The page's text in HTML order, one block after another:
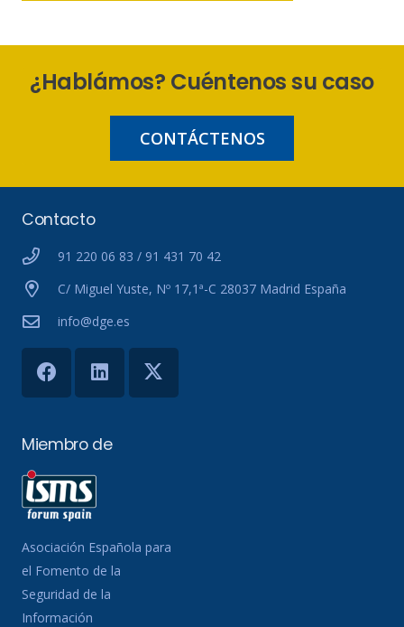
¿Hablámos? Cuéntenos su caso
CONTÁCTENOS
Contacto
91 220 06 83 / 91 431 70 42
C/ Miguel Yuste, Nº 17,1ª-C 28037 Madrid España
info@dge.es
Miembro de
Asociación Española para
el Fomento de la
Seguridad de la
Información